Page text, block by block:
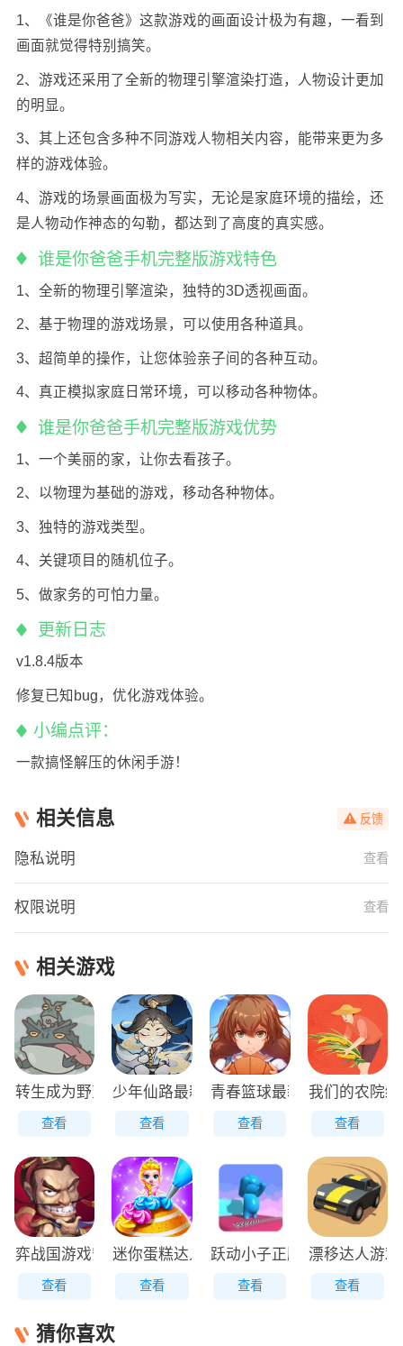
1、《谁是你爸爸》这款游戏的画面设计极为有趣，一看到
画面就觉得特别搞笑。
2、游戏还采用了全新的物理引擎渲染打造，人物设计更加
的明显。
3、其上还包含多种不同游戏人物相关内容，能带来更为多
样的游戏体验。
4、游戏的场景画面极为写实，无论是家庭环境的描绘，还
是人物动作神态的勾勒，都达到了高度的真实感。
谁是你爸爸手机完整版游戏特色
1、全新的物理引擎渲染，独特的3D透视画面。
2、基于物理的游戏场景，可以使用各种道具。
3、超简单的操作，让您体验亲子间的各种互动。
4、真正模拟家庭日常环境，可以移动各种物体。
谁是你爸爸手机完整版游戏优势
1、一个美丽的家，让你去看孩子。
2、以物理为基础的游戏，移动各种物体。
3、独特的游戏类型。
4、关键项目的随机位子。
5、做家务的可怕力量。
更新日志
v1.8.4版本
修复已知bug，优化游戏体验。
小编点评：
一款搞怪解压的休闲手游！
相关信息 反馈
隐私说明 查看
权限说明 查看
相关游戏
转生成为野蛮人正版
查看
少年仙路最新版
查看
青春篮球最新版
查看
我们的农院
查看
弈战国游戏安装包
查看
迷你蛋糕达人原版
查看
跃动小子正版
查看
漂移达人游
查看
猜你喜欢